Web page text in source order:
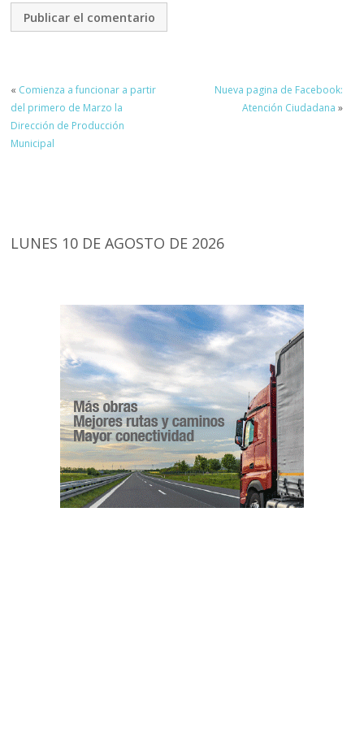
« Comienza a funcionar a partir
del primero de Marzo la
Dirección de Producción
Municipal
Nueva pagina de Facebook:
Atención Ciudadana »
LUNES 10 DE AGOSTO DE 2026